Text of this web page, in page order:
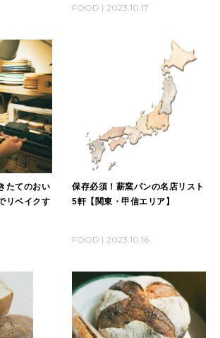
FOOD 2023.10.17
たてのおい
リベイクす
保存必須！薪窯パンの名店リスト
5軒【関東・甲信エリア】
FOOD 2023.10.16